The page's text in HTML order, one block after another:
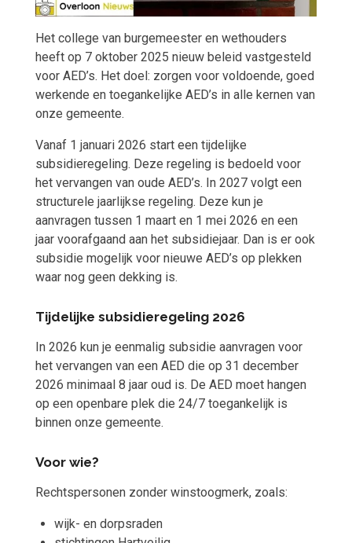
Het college van burgemeester en wethouders
heeft op 7 oktober 2025 nieuw beleid vastgesteld
voor AED’s. Het doel: zorgen voor voldoende, goed
werkende en toegankelijke AED’s in alle kernen van
onze gemeente.
Vanaf 1 januari 2026 start een tijdelijke
subsidieregeling. Deze regeling is bedoeld voor
het vervangen van oude AED’s. In 2027 volgt een
structurele jaarlijkse regeling. Deze kun je
aanvragen tussen 1 maart en 1 mei 2026 en een
jaar voorafgaand aan het subsidiejaar. Dan is er ook
subsidie mogelijk voor nieuwe AED’s op plekken
waar nog geen dekking is.
Tijdelijke subsidieregeling 2026
In 2026 kun je eenmalig subsidie aanvragen voor
het vervangen van een AED die op 31 december
2026 minimaal 8 jaar oud is. De AED moet hangen
op een openbare plek die 24/7 toegankelijk is
binnen onze gemeente.
Voor wie?
Rechtspersonen zonder winstoogmerk, zoals:
wijk- en dorpsraden